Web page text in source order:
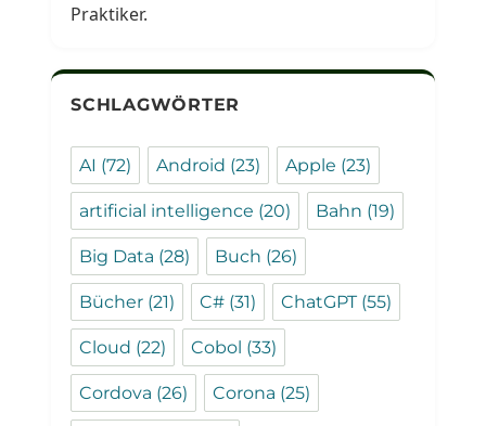
Praktiker.
SCHLAGWÖRTER
AI (72) Android (23) Apple (23)
artificial intelligence (20) Bahn (19)
Big Data (28) Buch (26)
Bücher (21) C# (31) ChatGPT(55)
Cloud (22) Cobol (33)
Cordova (26) Corona (25)